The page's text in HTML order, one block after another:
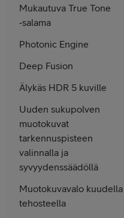
Mukautuva True Tone
‑salama
Photonic Engine
Deep Fusion
Älykäs HDR 5 kuville
Uuden sukupolven
muotokuvat
tarkennuspisteen
valinnalla ja
syvyydenssäädöllä
Muotokuva­valo kuudella
tehosteella